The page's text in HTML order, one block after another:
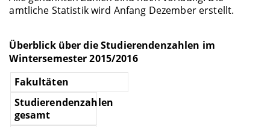
amtliche Statistik wird Anfang Dezember erstellt.
Überblick über die Studierendenzahlen im
Wintersemester 2015/2016
Fakultäten
Studierendenzahlen
gesamt